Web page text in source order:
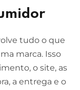
tudo o que
marca. Isso
o site, as
a entrega e o